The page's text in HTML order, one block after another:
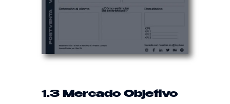
1.3 Mercado Objetivo